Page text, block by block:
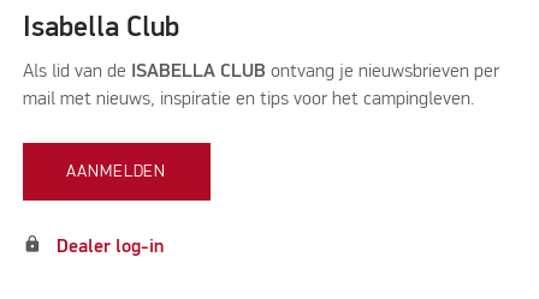
Isabella Club
Als lid van de ISABELLA CLUB ontvang je nieuwsbrieven per
mail met nieuws, inspiratie en tips voor het campingleven.
AANMELDEN
lock Dealer log-in